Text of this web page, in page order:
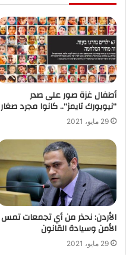
أطفال غزة صور على صدر
“نيويورك تايمز”.. كانوا مجرد صغار
29 مايو، 2021
الأردن: نحذر من أي تجمعات تمس
الأمن وسيادة القانون
29 مايو، 2021